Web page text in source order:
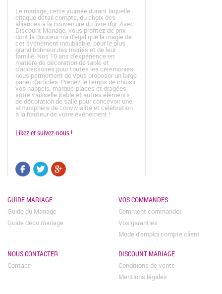
Le mariage, cette journée durant laquelle
chaque détail compte, du choix des
alliances à la couverture du livre d'or. Avec
Discount Mariage, vous profitez de prix
dont la douceur n'a d'égal que la magie de
cet événement inoubliable, pour le plus
grand bohneur des mariés et de leur
famille. Nos 10 ans d'expérience en
matière de décoration de table et
d'accessoires pour toutes les cérémonies
nous permettent de vous proposer un large
panel d'articles. Prenez le temps de choisir
vos nappels, marque-places et dragées,
votre vaisselle jtable et autres éléments
de décoration de salle pour concevoir une
atmosphère de convivialité et célébration
à la hauteur de votre événement !
Likez et suivez-nous !
GUIDE MARIAGE
Guide du Mariage
Guide déco mariage
VOS COMMANDES
Comment commander
Vos garanties
Mode d'emploi compte client
NOUS CONTACTER
Contact
DISCOUNT MARIAGE
Conditions de vente
Mentions légales